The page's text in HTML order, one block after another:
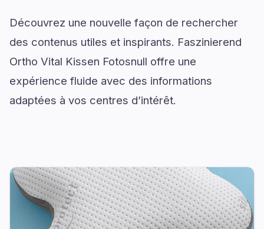
Découvrez une nouvelle façon de rechercher
des contenus utiles et inspirants. Faszinierend
Ortho Vital Kissen Fotosnull offre une
expérience fluide avec des informations
adaptées à vos centres d’intérêt.